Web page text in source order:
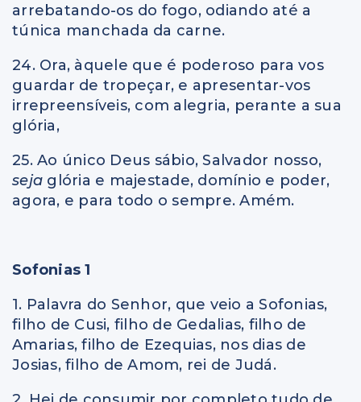
arrebatando-os do fogo, odiando até a
túnica manchada da carne.
24. Ora, àquele que é poderoso para vos
guardar de tropeçar, e apresentar-vos
irrepreensíveis, com alegria, perante a sua
glória,
25. Ao único Deus sábio, Salvador nosso,
seja glória e majestade, domínio e poder,
agora, e para todo o sempre. Amém.
Sofonias 1
1. Palavra do Senhor, que veio a Sofonias,
filho de Cusi, filho de Gedalias, filho de
Amarias, filho de Ezequias, nos dias de
Josias, filho de Amom, rei de Judá.